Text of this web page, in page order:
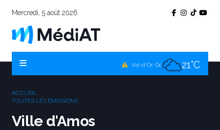
Mercredi, 5 août 2026
Val-d'Or, Qc 21°C
ACCUEIL
TOUTES LES ÉMISSIONS
Ville d'Amos